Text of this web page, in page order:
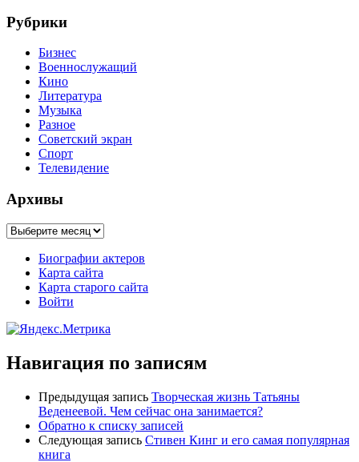
Рубрики
Бизнес
Военнослужащий
Кино
Литература
Музыка
Разное
Советский экран
Спорт
Телевидение
Архивы
Архивы
Биографии актеров
Карта сайта
Карта старого сайта
Войти
Навигация по записям
Предыдущая запись Творческая жизнь Татьяны
Веденеевой. Чем сейчас она занимается?
Обратно к списку записей
Следующая запись Стивен Кинг и его самая популярная
книга